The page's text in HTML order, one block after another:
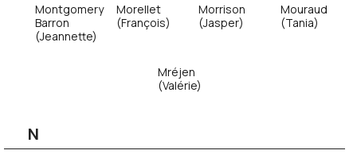
Montgomery
Barron
(Jeannette)
Morellet
(François)
Morrison
(Jasper)
Mouraud
(Tania)
Mréjen
(Valérie)
N